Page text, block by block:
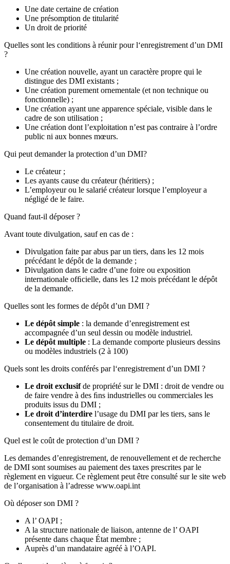
Une date certaine de création
Une présomption de titularité
Un droit de priorité
Quelles sont les conditions à réunir pour l‘enregistrement d’un DMI
?
Une création nouvelle, ayant un caractère propre qui le
distingue des DMI existants ;
Une création purement ornementale (et non technique ou
fonctionnelle) ;
Une création ayant une apparence spéciale, visible dans le
cadre de son utilisation ;
Une création dont l’exploitation n’est pas contraire à l’ordre
public ni aux bonnes mœurs.
Qui peut demander la protection d’un DMI?
Le créateur ;
Les ayants cause du créateur (héritiers) ;
L’employeur ou le salarié créateur lorsque l’employeur a
négligé de le faire.
Quand faut-il déposer ?
Avant toute divulgation, sauf en cas de :
Divulgation faite par abus par un tiers, dans les 12 mois
précédant le dépôt de la demande ;
Divulgation dans le cadre d’une foire ou exposition
internationale ofﬁcielle, dans les 12 mois précédant le dépôt
de la demande.
Quelles sont les formes de dépôt d’un DMI ?
Le dépôt simple : la demande d’enregistrement est
accompagnée d’un seul dessin ou modèle industriel.
Le dépôt multiple : La demande comporte plusieurs dessins
ou modèles industriels (2 à 100)
Quels sont les droits conférés par l‘enregistrement d’un DMI ?
Le droit exclusifde propriété sur le DMI : droit de vendre ou
de faire vendre à des ﬁns industrielles ou commerciales les
produits issus du DMI ;
Le droit d’interdire l’usage du DMI par les tiers, sans le
consentement du titulaire de droit.
Quel est le coût de protection d’un DMI ?
Les demandes d’enregistrement, de renouvellement et de recherche
de DMI sont soumises au paiement des taxes prescrites par le
règlement en vigueur. Ce règlement peut être consulté sur le site web
de l’organisation à l’adresse www.oapi.int
Où déposer son DMI ?
A l’ OAPI ;
A la structure nationale de liaison, antenne de l’ OAPI
présente dans chaque État membre ;
Auprès d’un mandataire agréé à l’OAPI.